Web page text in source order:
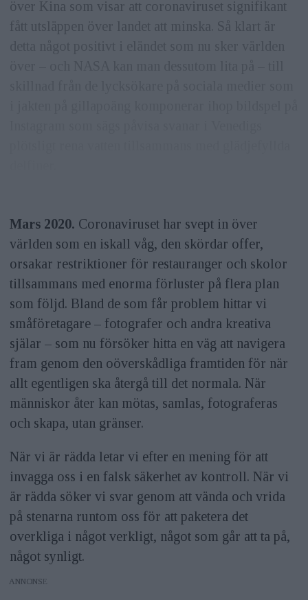
över Kina som visar att coronaviruset signifikant
fått utsläppen över landet att minska. Så klart är
Mars 2020. Coronaviruset har svept in över
världen som en iskall våg, den skördar offer,
orsakar restriktioner för restauranger och skolor
tillsammans med enorma förluster på flera plan
som följd. Bland de som får problem hittar vi
småföretagare – fotografer och andra kreativa
själar – som nu försöker hitta en väg att navigera
fram genom den oöverskådliga framtiden för när
allt egentligen ska återgå till det normala. När
människor åter kan mötas, samlas, fotograferas
och skapa, utan gränser.
När vi är rädda letar vi efter en mening för att
invagga oss i en falsk säkerhet av kontroll. När vi
är rädda söker vi svar genom att vända och vrida
på stenarna runtom oss för att paketera det
overkliga i något verkligt, något som går att ta på,
något synligt.
ANNONS